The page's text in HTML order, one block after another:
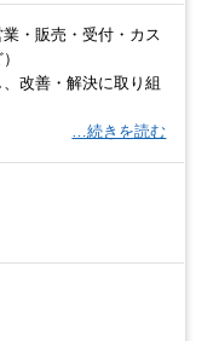
・販売・受付・カス
、改善・解決に取り組
…続きを読む